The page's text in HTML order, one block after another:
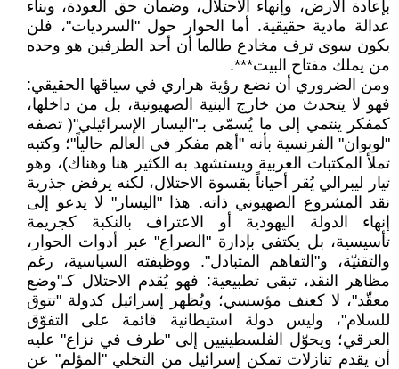
بإعادة الأرض، وإنهاء الاحتلال، وضمان حق العودة، وبناء
عدالة مادية حقيقية. أما الحوار حول "السرديات"، فلن
يكون سوى ترف مخادع طالما أن أحد الطرفين هو وحده
من يملك مفتاح البيت***.
ومن الضروري أن نضع رؤية هراري في سياقها الحقيقي:
فهو لا يتحدث من خارج البنية الصهيونية، بل من داخلها،
كمفكر ينتمي إلى ما يُسمّى بـ"اليسار الإسرائيلي"( تصفه
"لوبوان" الفرنسية بأنه "أهم مفكر في العالم حالياً"؛ وكتبه
تملأ المكتبات العربية ويستشهد به الكثير هنا وهناك)، وهو
تيار ليبرالي يُقر أحياناً بقسوة الاحتلال، لكنه يرفض جذرية
نقد المشروع الصهيوني ذاته. هذا "اليسار" لا يدعو إلى
إنهاء الدولة اليهودية أو الاعتراف بالنكبة كجريمة
تأسيسية، بل يكتفي بإدارة "الصراع" عبر أدوات الحوار،
والتقنيّة، و"التفاهم المتبادل". ووظيفته السياسية، رغم
مظاهر النقد، تبقى تطبيعية: فهو يُقدم الاحتلال كـ"وضع
معقّد"، لا كعنف مؤسسي؛ ويُظهر إسرائيل كدولة "تتوق
للسلام"، وليس دولة استيطانية قائمة على التفوّق
العرقي؛ ويحوّل الفلسطينيين إلى "طرف في نزاع" عليه
أن يقدم تنازلات تمكن إسرائيل من التخلي "المؤلم" عن